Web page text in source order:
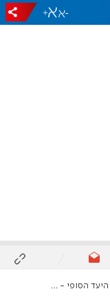
-
+
ביננו לבין הפלסטינים